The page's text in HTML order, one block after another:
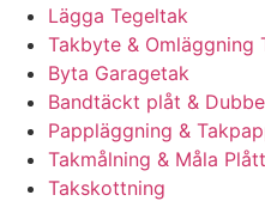
Lägga Tegeltak
Takbyte & Omläggning
Byta Garagetak
Bandtäckt plåt &
Pappläggning &
Takmålning & Måla
Takskottning